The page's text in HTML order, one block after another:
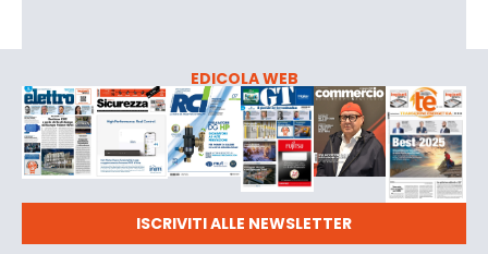
EDICOLA WEB
ISCRIVITI ALLE NEWSLETTER